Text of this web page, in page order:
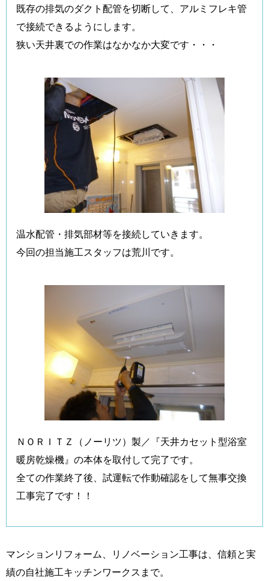
既存の排気のダクト配管を切断して、アルミフレキ管
で接続できるようにします。
狭い天井裏での作業はなかなか大変です・・・
温水配管・排気部材等を接続していきます。
今回の担当施工スタッフは荒川です。
ＮＯＲＩＴＺ（ノーリツ）製／『天井カセット型浴室
暖房乾燥機』の本体を取付して完了です。
全ての作業終了後、試運転で作動確認をして無事交換
工事完了です！！
マンションリフォーム、リノベーション工事は、信頼と実
績の自社施工キッチンワークスまで。